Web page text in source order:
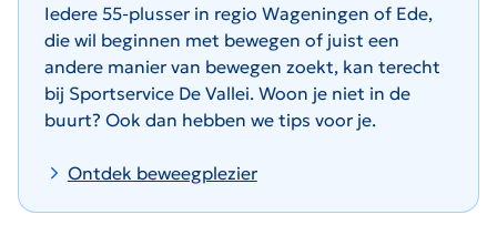
Iedere 55-plusser in regio Wageningen of Ede,
die wil beginnen met bewegen of juist een
andere manier van bewegen zoekt, kan terecht
bij Sportservice De Vallei. Woon je niet in de
buurt? Ook dan hebben we tips voor je.
Ontdek beweegplezier